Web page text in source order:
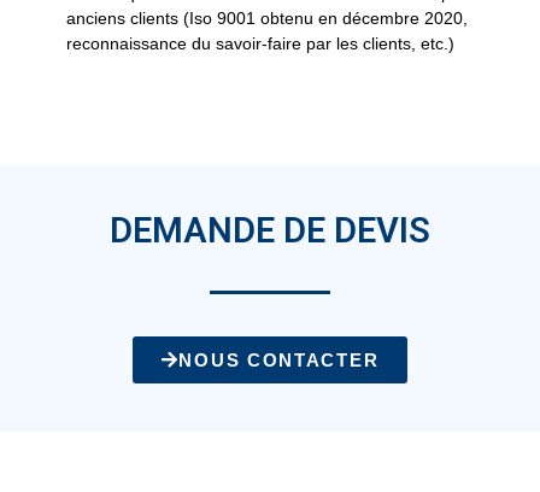
anciens clients (Iso 9001 obtenu en décembre 2020,
reconnaissance du savoir-faire par les clients, etc.)
DEMANDE DE DEVIS
NOUS CONTACTER